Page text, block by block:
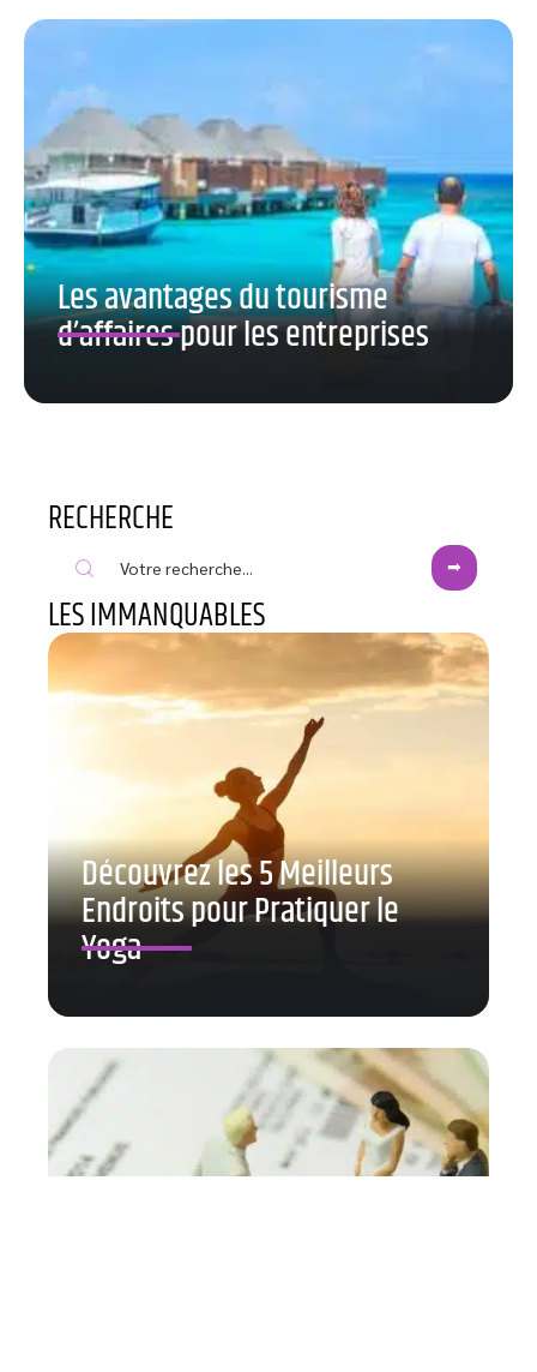
Les avantages du tourisme
d’affaires pour les entreprises
RECHERCHE
LES IMMANQUABLES
Découvrez les 5 Meilleurs
Endroits pour Pratiquer le
Yoga